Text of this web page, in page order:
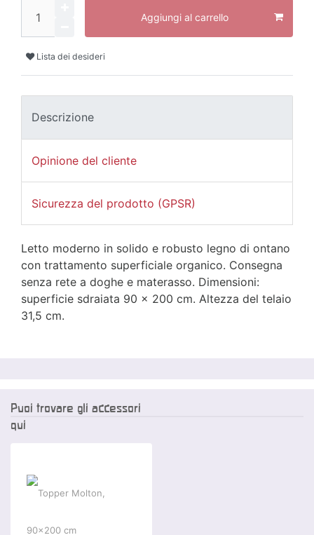
Aggiungi al carrello
Lista dei desideri
Descrizione
Opinione del cliente
Sicurezza del prodotto (GPSR)
Letto moderno in solido e robusto legno di ontano
con trattamento superficiale organico. Consegna
senza rete a doghe e materasso. Dimensioni:
superficie sdraiata 90 x 200 cm. Altezza del telaio
31,5 cm.
Puoi trovare gli accessori
qui